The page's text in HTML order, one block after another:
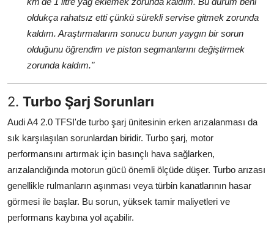
oldukça rahatsız etti çünkü sürekli servise gitmek zorunda
kaldım. Araştırmalarım sonucu bunun yaygın bir sorun
olduğunu öğrendim ve piston segmanlarını değiştirmek
zorunda kaldım."
2. Turbo Şarj Sorunları
Audi A4 2.0 TFSI'de turbo şarj ünitesinin erken arızalanması da
sık karşılaşılan sorunlardan biridir. Turbo şarj, motor
performansını artırmak için basınçlı hava sağlarken,
arızalandığında motorun gücü önemli ölçüde düşer. Turbo arızası
genellikle rulmanların aşınması veya türbin kanatlarının hasar
görmesi ile başlar. Bu sorun, yüksek tamir maliyetleri ve
performans kaybına yol açabilir.